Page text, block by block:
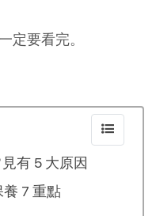
定要看完。
有 5 大原因
7 重點